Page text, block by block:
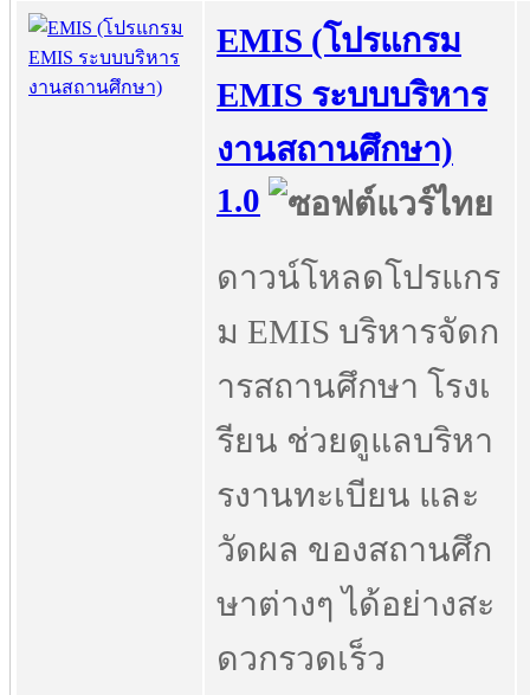
EMIS (โปรแกรม
EMIS ระบบบริหาร
งานสถานศึกษา)
1.0
ดาวน์โหลดโปรแกร
ม EMIS บริหารจัดก
ารสถานศึกษา โรงเ
รียน ช่วยดูแลบริหา
รงานทะเบียน และ
วัดผล ของสถานศึก
ษาต่างๆ ได้อย่างสะ
ดวกรวดเร็ว